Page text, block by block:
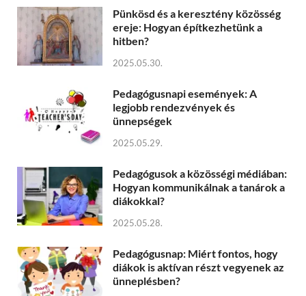
Pünkösd és a keresztény közösség
ereje: Hogyan építkezhetünk a
hitben?
2025.05.30.
Pedagógusnapi események: A
legjobb rendezvények és
ünnepségek
2025.05.29.
Pedagógusok a közösségi médiában:
Hogyan kommunikálnak a tanárok a
diákokkal?
2025.05.28.
Pedagógusnap: Miért fontos, hogy
diákok is aktívan részt vegyenek az
ünneplésben?